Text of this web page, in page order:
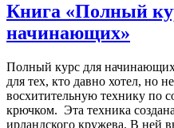
Книга «Полный
начинающих»
Полный курс для
для тех, кто давно хотел, но
восхитительную технику по
крючком. Эта техника
ирландского кружева. В ней